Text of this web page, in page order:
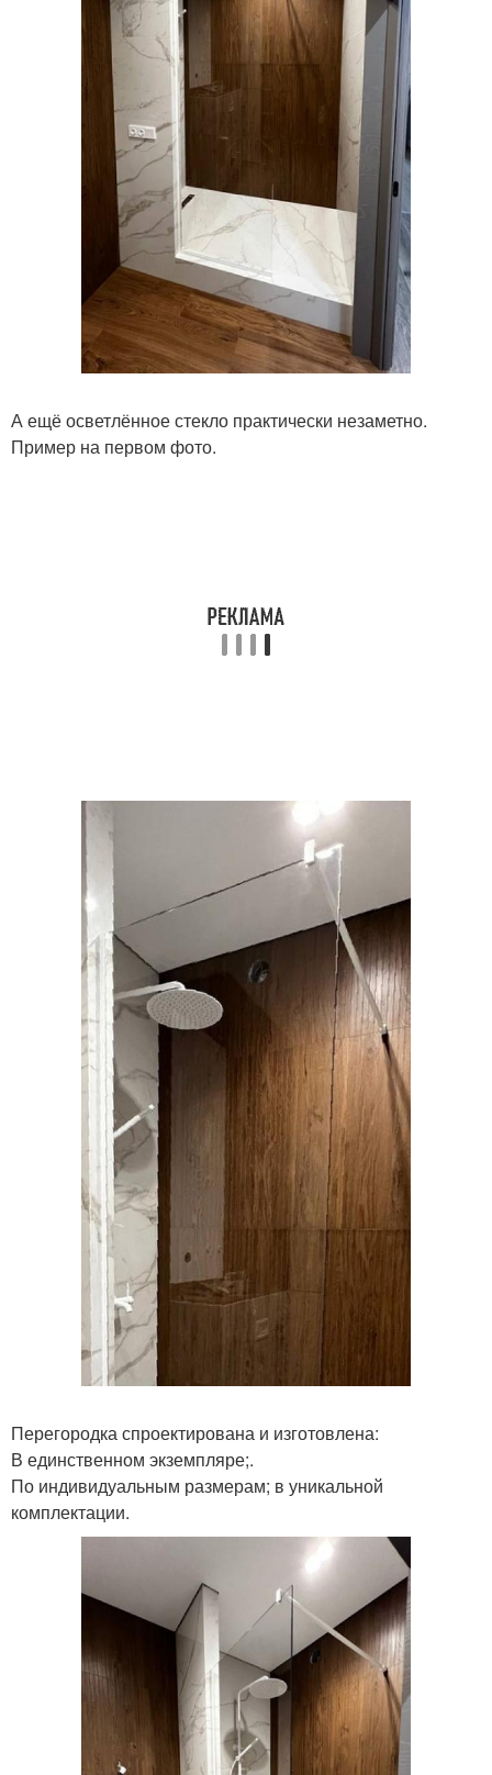
А ещё осветлённое стекло практически незаметно.
Пример на первом фото.
Перегородка спроектирована и изготовлена:
В единственном экземпляре;.
По индивидуальным размерам; в уникальной
комплектации.